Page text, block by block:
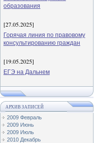
образования
[27.05.2025]
Горячая линия по правовому
консультированию граждан
[19.05.2025]
ЕГЭ на Дальнем
АРХИВ ЗАПИСЕЙ
2009 Февраль
2009 Июнь
2009 Июль
2010 Декабрь